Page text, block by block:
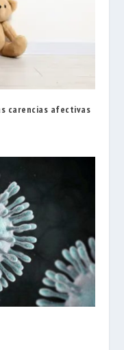
carencias afectivas